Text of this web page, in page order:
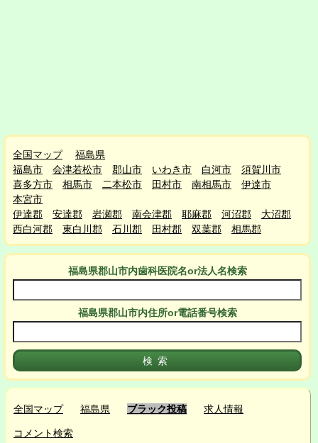
全国マップ
福島県
福島市
会津若松市 郡山市 いわき市 白河市
須賀川市
喜多方市
相馬市 二本松市 田村市 南相馬市
伊達市
本宮市
伊達郡
安達郡 岩瀬郡 南会津郡 耶麻郡 河沼郡
大沼郡
西白河郡
東白川郡 石川郡 田村郡 双葉郡 相馬郡
福島県郡山市内歯科医院名or法人名検索
福島県郡山市内住所or電話番号検索
全国マップ 福島県 ブラック投稿 求人情報
コメント検索